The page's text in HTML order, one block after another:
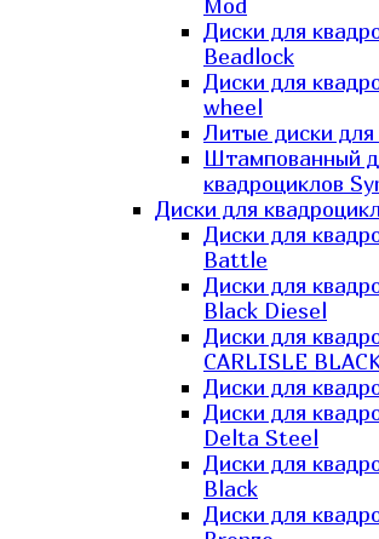
Mod
Диски для
Beadlock
Диски для
wheel
Литые диски для
Штампованный
квадроциклов
Диски для
Диски для
Battle
Диски для
Black Diesel
Диски для
CARLISLE
Диски для
Диски для
Delta Steel
Диски для
Black
Диски для